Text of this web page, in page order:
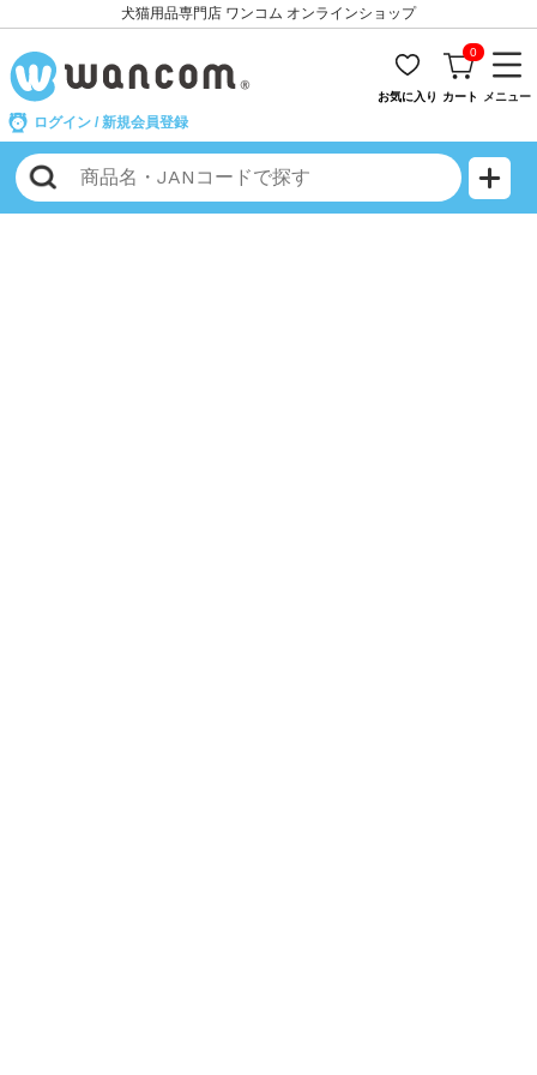
犬猫用品専門店 ワンコム オンラインショップ
ログイン / 新規会員登録
お気に入り
0
カート メニュー